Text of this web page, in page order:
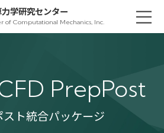
学研究センター
of Computational Mechanics, Inc.
PrepPost
スト統合パッケージ